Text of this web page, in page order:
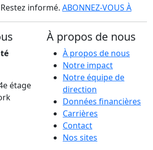
informé. ABONNEZ-VOUS À
étage
À propos de nous
À propos de nous
Notre impact
Notre équipe de
direction
Données financières
Carrières
Contact
Nos sites